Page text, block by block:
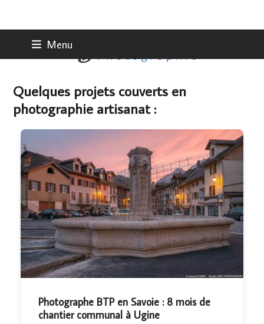
Menu
Quelques projets couverts en
photographie artisanat :
Photographe BTP en Savoie : 8 mois de
chantier communal à Ugine